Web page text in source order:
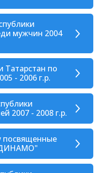
мужчин 2004
Татарстан по
- 2006 г.р.
2007 - 2008 г.р.
посвященные